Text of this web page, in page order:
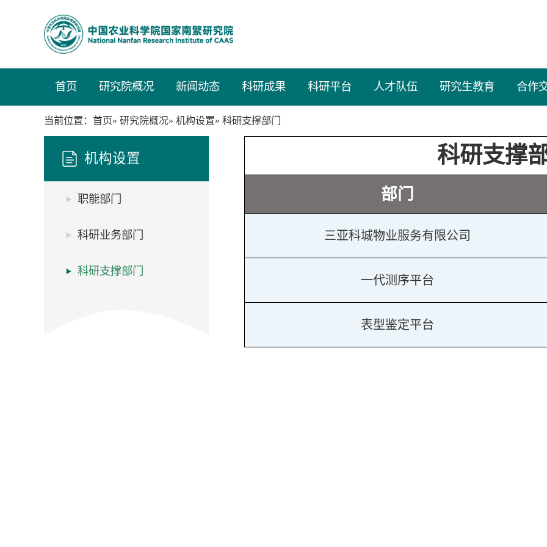
首页 研究院概况 新闻动态 科研成果 科研平台 人才队伍 研究生教育 合作
当前位置： 首页» 研究院概况» 机构设置» 科研支撑部门
机构设置
职能部门
科研业务部门
科研支撑部门
科研支撑
部门
三亚科城物业服务有限公司
一代测序平台
表型鉴定平台